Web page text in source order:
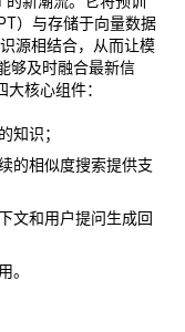
）与存储于向量数据
源相结合，从而让模
够及时融合最新信
核心组件：
知识；
的相似度搜索提供支
文和用户提问生成回
。